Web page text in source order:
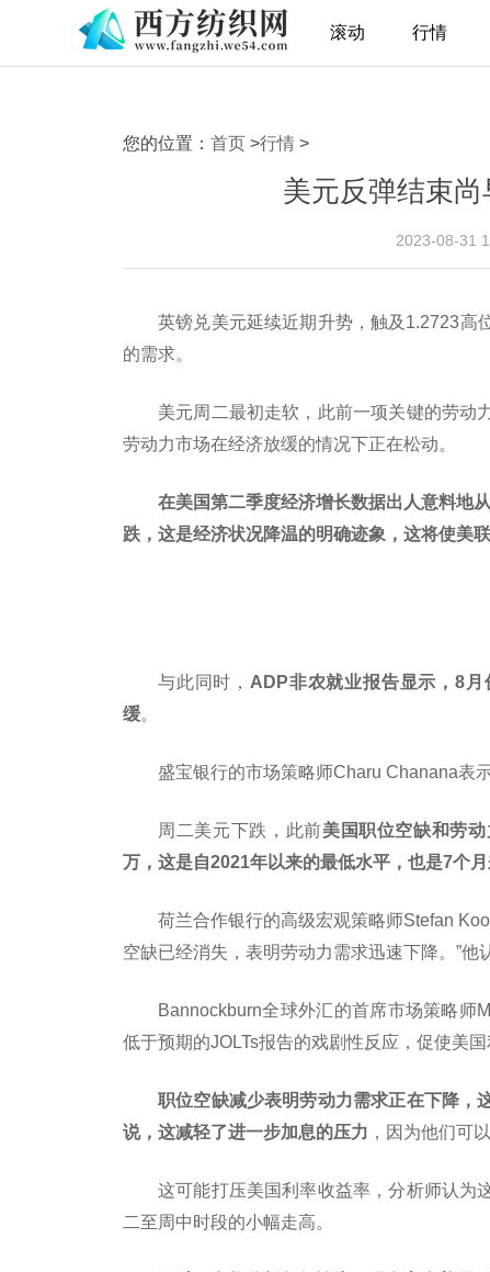
滚动 行情
您的位置： 首页 >行情 >
美元反弹结束尚
2023-08-31
英镑兑美元延续近期升势，触及1.2723高
的需求。
美元周二最初走软，此前一项关键的劳动
劳动力市场在经济放缓的情况下正在松动。
在美国第二季度经济增长数据出人意料地
跌，这是经济状况降温的明确迹象，这将使美
与此同时， ADP非农就业报告显示，8
缓。
盛宝银行的市场策略师Charu Chanana表
周二美元下跌，此前美国职位空缺和劳
万，这是自2021年以来的最低水平，也是7个
荷兰合作银行的高级宏观策略师Stefan
空缺已经消失，表明劳动力需求迅速下降。”他
Bannockburn全球外汇的首席市场策略师
低于预期的JOLTs报告的戏剧性反应，促使美
职位空缺减少表明劳动力需求正在下降，
说，这减轻了进一步加息的压力 ，因为他们可
这可能打压美国利率收益率，分析师认为
二至周中时段的小幅走高。